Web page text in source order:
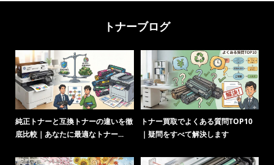
トナーブログ
純正トナーと互換トナーの違いを徹
底比較｜あなたに最適なトナー...
トナー買取でよくある質問TOP10
｜疑問をすべて解決します